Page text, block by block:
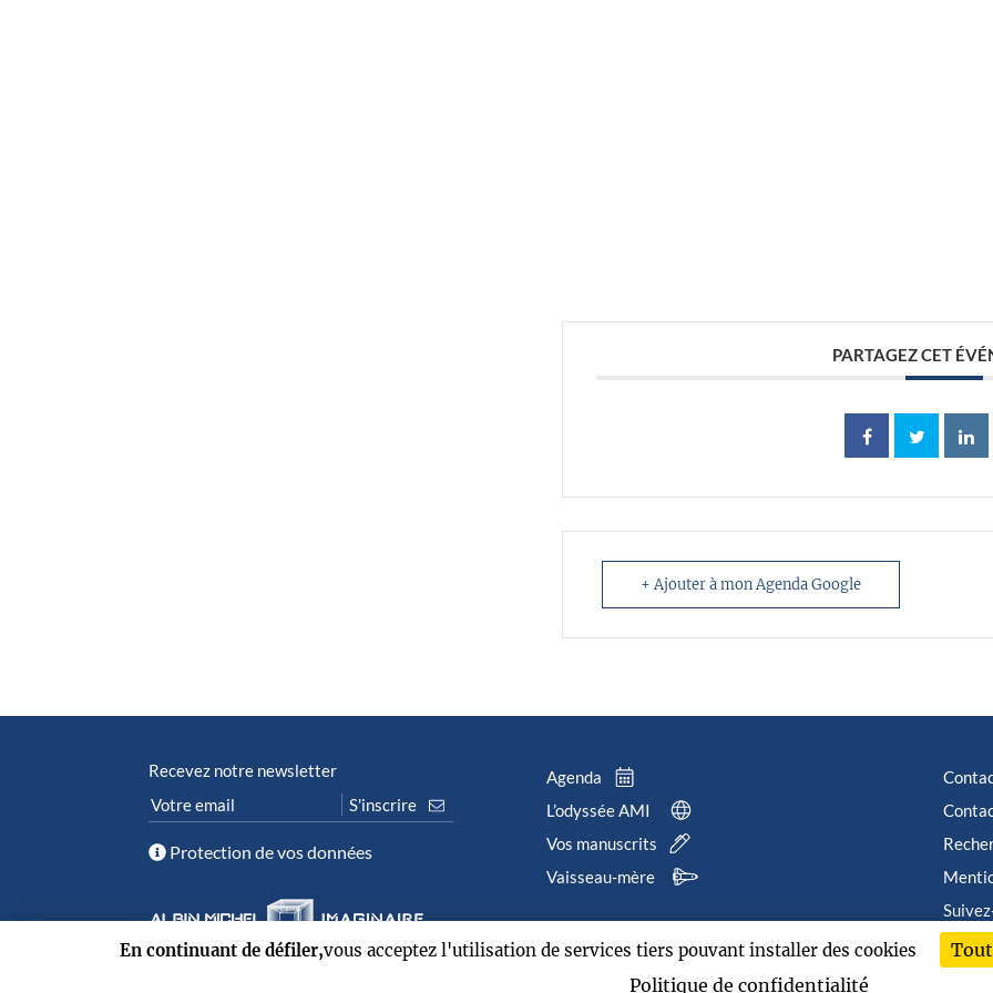
PARTAGEZ CET
+ Ajouter à mon Agenda Google
Recevez notre newsletter
Protection de vos données
Agenda
L’odyssée AMI
Vos manuscrits
Vaisseau-mère
En continuant de défiler,vous acceptez l'utilisation de services tiers pouvant installer des cookies
Politique de confidentialité